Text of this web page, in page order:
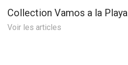
Collection Vamos a la Playa
Voir les articles